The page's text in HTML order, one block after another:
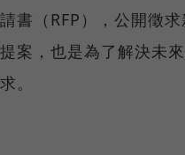
書（RFP），公開徵
案，也是為了解決未
。